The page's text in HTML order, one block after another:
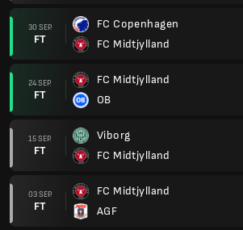
30 SEP.
FT
FC Copenhagen
FC Midtjylland
24 SEP.
FT
FC Midtjylland
OB
15 SEP.
FT
Viborg
FC Midtjylland
03 SEP.
FT
FC Midtjylland
AGF